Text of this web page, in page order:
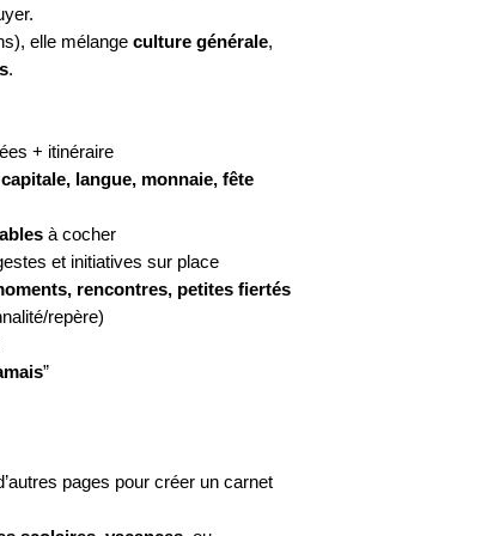
elle mélange culture générale,
.
+ itinéraire
capitale, langue, monnaie, fête
à cocher
et initiatives sur place
rencontres, petites fiertés
repère)
”
pages pour créer un carnet